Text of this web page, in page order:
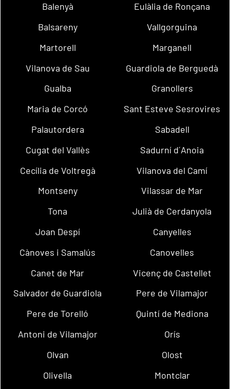
Balenyà
Eulàlia de Ronçana
Balsareny
Vallgorguina
Martorell
Marganell
Vilanova de Sau
Guardiola de Berguedà
Gualba
Granollers
Maria de Corcó
Sant Esteve Sesrovires
Palautordera
Sabadell
Cugat del Vallès
Sadurní d´Anoia
Cecília de Voltregà
Vilanova del Camí
Montseny
Vilassar de Mar
Tona
Julià de Cerdanyola
Joan Despí
Canyelles
Cànoves i Samalús
Canovelles
Canet de Mar
Vicenç de Castellet
Salvador de Guardiola
Pere de Vilamajor
Pere de Torelló
Quintí de Mediona
Antoni de Vilamajor
Orís
Olvan
Olost
Olivella
Montclar